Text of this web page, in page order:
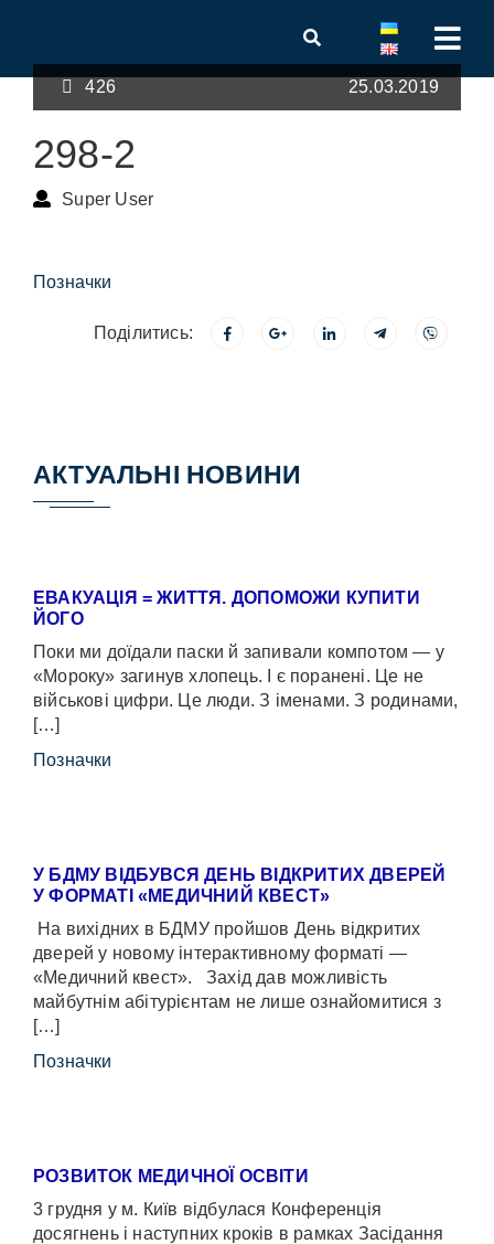
426 25.03.2019
298-2
Super User
Позначки
Поділитись:
АКТУАЛЬНІ НОВИНИ
ЕВАКУАЦІЯ = ЖИТТЯ. ДОПОМОЖИ КУПИТИ
ЙОГО
Поки ми доїдали паски й запивали компотом — у
«Мороку» загинув хлопець. І є поранені. Це не
військові цифри. Це люди. З іменами. З родинами,
[…]
Позначки
У БДМУ ВІДБУВСЯ ДЕНЬ ВІДКРИТИХ ДВЕРЕЙ
У ФОРМАТІ «МЕДИЧНИЙ КВЕСТ»
На вихідних в БДМУ пройшов День відкритих
дверей у новому інтерактивному форматі —
«Медичний квест». Захід дав можливість
майбутнім абітурієнтам не лише ознайомитися з
[…]
Позначки
РОЗВИТОК МЕДИЧНОЇ ОСВІТИ
3 грудня у м. Київ відбулася Конференція
досягнень і наступних кроків в рамках Засідання